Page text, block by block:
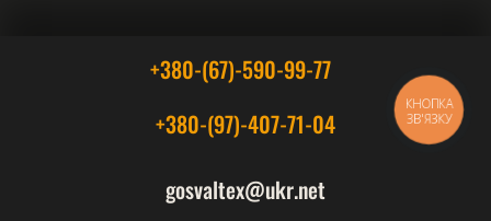
+380-(67)-590-99-77
+380-(97)-407-71-04
gosvaltex@ukr.net
КНОПКА
ЗВ'ЯЗКУ